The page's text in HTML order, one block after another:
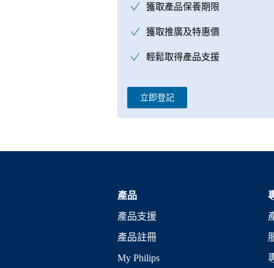
獲取產品保養期限
獲取推廣及特惠價
輕鬆取得產品支援
立即登記
產品
產品支援
產品註冊
My Philips